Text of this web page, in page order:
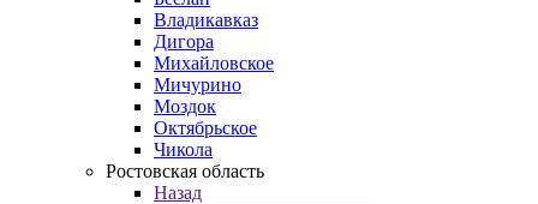
Владикавказ
Дигора
Михайловское
Мичурино
Моздок
Октябрьское
Чикола
Ростовская область
Назад